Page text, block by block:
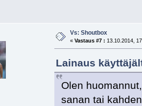
Vs: Shoutbox
« Vastaus #7 : 13.10.2014,
Lainaus
Olen
sanan tai